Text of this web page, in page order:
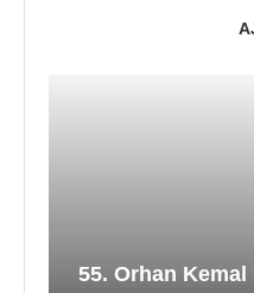
55. Orhan Kemal